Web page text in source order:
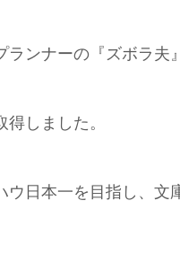
ンナーの『ズボラ夫
しました。
ウ日本一を目指し、文